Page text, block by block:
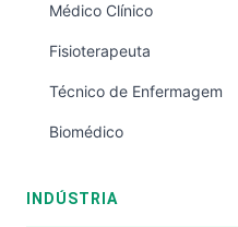
Médico Clínico
Fisioterapeuta
Técnico de Enfermagem
Biomédico
INDÚSTRIA